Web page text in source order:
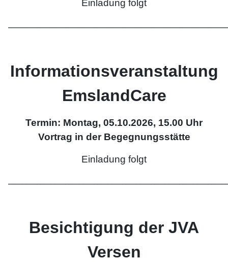
Einladung folgt
Informationsveranstaltung
EmslandCare
Termin: Montag, 05.10.2026, 15.00 Uhr
Vortrag in der Begegnungsstätte
Einladung folgt
Besichtigung der JVA
Versen